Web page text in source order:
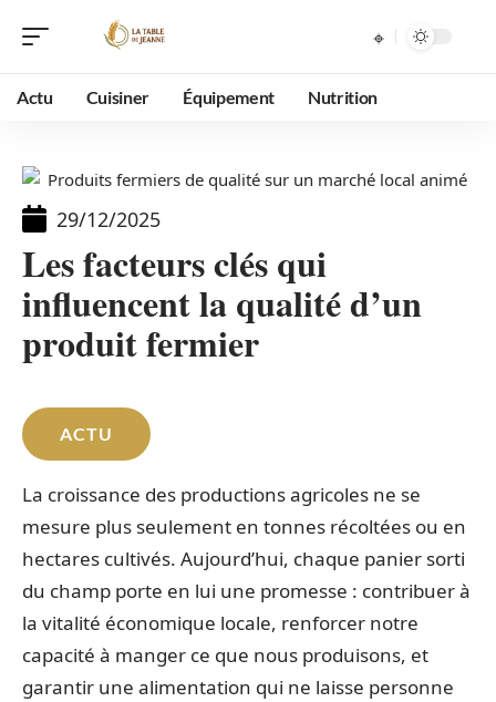
Actu Cuisiner Équipement Nutrition
29/12/2025
Les facteurs clés qui
influencent la qualité d’un
produit fermier
ACTU
La croissance des productions agricoles ne se
mesure plus seulement en tonnes récoltées ou en
hectares cultivés. Aujourd’hui, chaque panier sorti
du champ porte en lui une promesse : contribuer à
la vitalité économique locale, renforcer notre
capacité à manger ce que nous produisons, et
garantir une alimentation qui ne laisse personne